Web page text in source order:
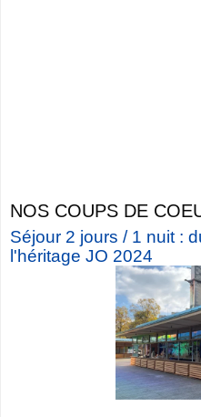
NOS COUPS DE
Séjour 2 jours / 1 nuit :
l'héritage JO 2024